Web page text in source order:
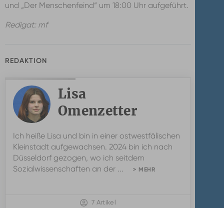
und „Der Menschenfeind“ um 18:00 Uhr aufgeführt.
Redigat: mf
REDAKTION
Lisa
Omenzetter
Ich heiße Lisa und bin in einer ostwestfälischen
Kleinstadt aufgewachsen. 2024 bin ich nach
Düsseldorf gezogen, wo ich seitdem
Sozialwissenschaften an der ...
> MEHR
7 Artikel